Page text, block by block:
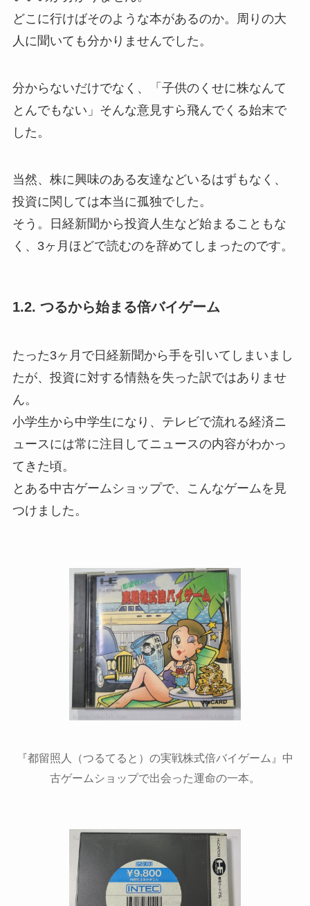
どこに行けばそのような本があるのか。周りの大
人に聞いても分かりませんでした。
分からないだけでなく、「子供のくせに株なんて
とんでもない」そんな意見すら飛んでくる始末で
した。
当然、株に興味のある友達などいるはずもなく、
投資に関しては本当に孤独でした。
そう。日経新聞から投資人生など始まることもな
く、3ヶ月ほどで読むのを辞めてしまったのです。
1.2. つるから始まる倍バイゲーム
たった3ヶ月で日経新聞から手を引いてしまいまし
たが、投資に対する情熱を失った訳ではありませ
ん。
小学生から中学生になり、テレビで流れる経済ニ
ュースには常に注目してニュースの内容がわかっ
てきた頃。
とある中古ゲームショップで、こんなゲームを見
つけました。
『都留照人（つるてると）の実戦株式倍バイゲーム』中
古ゲームショップで出会った運命の一本。